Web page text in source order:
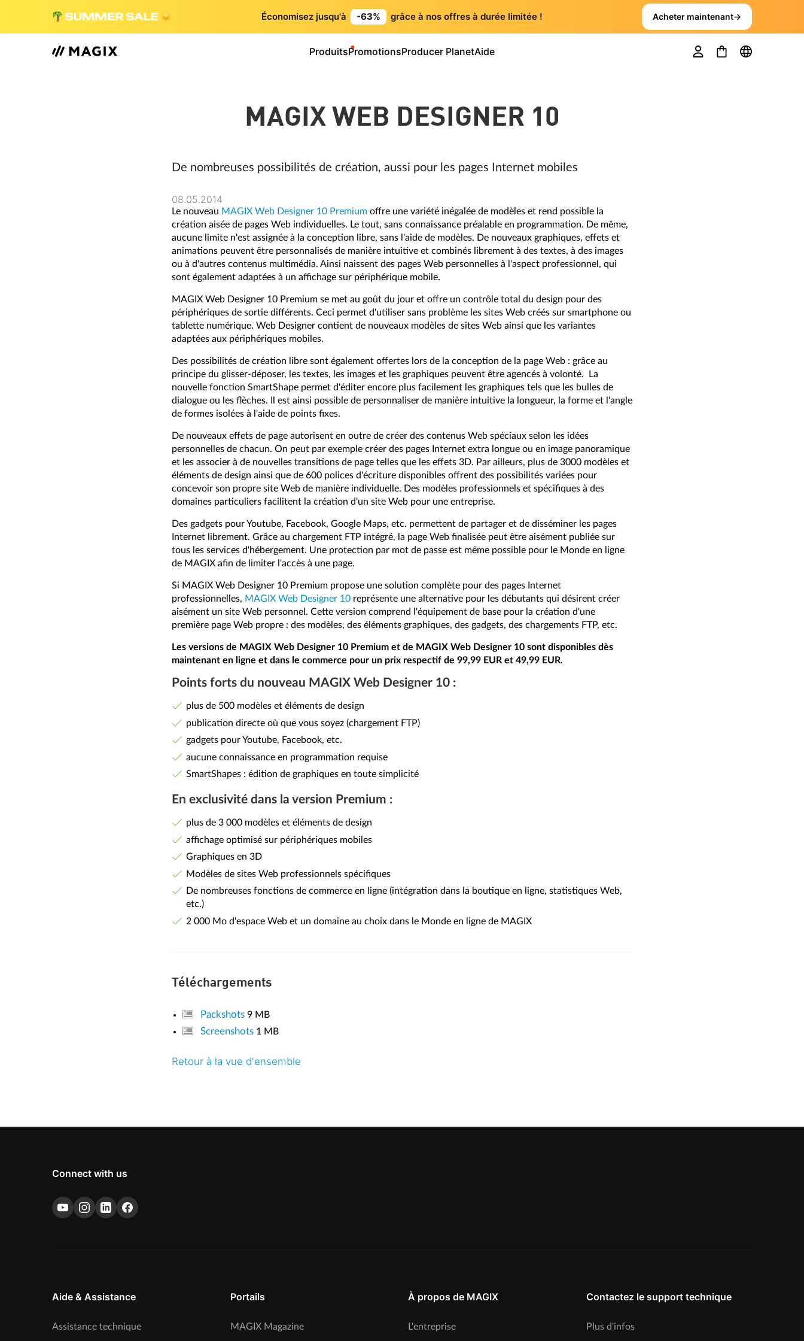
Économisez jusqu'à -63% grâce à nos offres à durée limitée ! Acheter maintenant→
ProduitsPromotionsProducer PlanetAide
MAGIX WEB DESIGNER 10
De nombreuses possibilités de création, aussi pour les pages Internet mobiles
08.05.2014
Le nouveau MAGIX Web Designer 10 Premium offre une variété inégalée de modèles et rend possible la
création aisée de pages Web individuelles. Le tout, sans connaissance préalable en programmation. De même,
aucune limite n'est assignée à la conception libre, sans l'aide de modèles. De nouveaux graphiques, effets et
animations peuvent être personnalisés de manière intuitive et combinés librement à des textes, à des images
ou à d'autres contenus multimédia. Ainsi naissent des pages Web personnelles à l'aspect professionnel, qui
sont également adaptées à un affichage sur périphérique mobile.
MAGIX Web Designer 10 Premium se met au goût du jour et offre un contrôle total du design pour des
périphériques de sortie différents. Ceci permet d'utiliser sans problème les sites Web créés sur smartphone ou
tablette numérique. Web Designer contient de nouveaux modèles de sites Web ainsi que les variantes
adaptées aux périphériques mobiles.
Des possibilités de création libre sont également offertes lors de la conception de la page Web : grâce au
principe du glisser-déposer, les textes, les images et les graphiques peuvent être agencés à volonté. La
nouvelle fonction SmartShape permet d'éditer encore plus facilement les graphiques tels que les bulles de
dialogue ou les flèches. Il est ainsi possible de personnaliser de manière intuitive la longueur, la forme et l'angle
de formes isolées à l'aide de points fixes.
De nouveaux effets de page autorisent en outre de créer des contenus Web spéciaux selon les idées
personnelles de chacun. On peut par exemple créer des pages Internet extra longue ou en image panoramique
et les associer à de nouvelles transitions de page telles que les effets 3D. Par ailleurs, plus de 3000 modèles et
éléments de design ainsi que de 600 polices d'écriture disponibles offrent des possibilités variées pour
concevoir son propre site Web de manière individuelle. Des modèles professionnels et spécifiques à des
domaines particuliers facilitent la création d'un site Web pour une entreprise.
Des gadgets pour Youtube, Facebook, Google Maps, etc. permettent de partager et de disséminer les pages
Internet librement. Grâce au chargement FTP intégré, la page Web finalisée peut être aisément publiée sur
tous les services d'hébergement. Une protection par mot de passe est même possible pour le Monde en ligne
de MAGIX afin de limiter l'accès à une page.
Si MAGIX Web Designer 10 Premium propose une solution complète pour des pages Internet
professionnelles, MAGIX Web Designer 10 représente une alternative pour les débutants qui désirent créer
aisément un site Web personnel. Cette version comprend l'équipement de base pour la création d'une
première page Web propre : des modèles, des éléments graphiques, des gadgets, des chargements FTP, etc.
Les versions de MAGIX Web Designer 10 Premium et de MAGIX Web Designer 10 sont disponibles dès
maintenant en ligne et dans le commerce pour un prix respectif de 99,99 EUR et 49,99 EUR.
Points forts du nouveau MAGIX Web Designer 10 :
plus de 500 modèles et éléments de design
publication directe où que vous soyez (chargement FTP)
gadgets pour Youtube, Facebook, etc.
aucune connaissance en programmation requise
SmartShapes : édition de graphiques en toute simplicité
En exclusivité dans la version Premium :
plus de 3 000 modèles et éléments de design
affichage optimisé sur périphériques mobiles
Graphiques en 3D
Modèles de sites Web professionnels spécifiques
De nombreuses fonctions de commerce en ligne (intégration dans la boutique en ligne, statistiques Web,
etc.)
2 000 Mo d'espace Web et un domaine au choix dans le Monde en ligne de MAGIX
Téléchargements
Packshots 9 MB
Screenshots 1 MB
Retour à la vue d'ensemble
Connect with us
Aide & Assistance
Assistance technique
Portails
MAGIX Magazine
À propos de MAGIX
L'entreprise
Contactez le support technique
Plus d'infos